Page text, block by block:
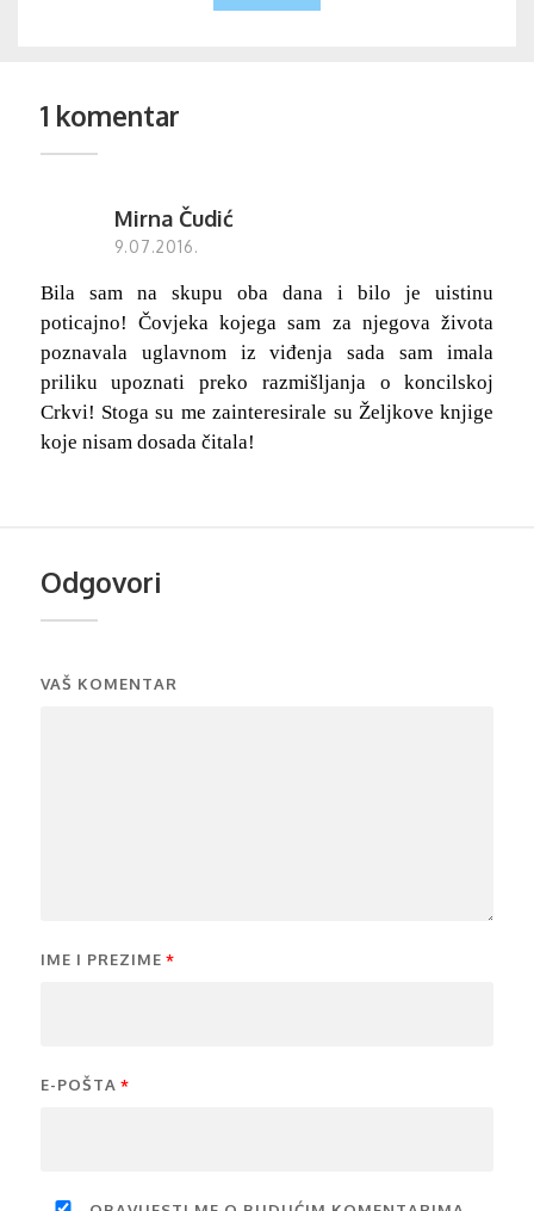
1 komentar
Mirna Čudić
9.07.2016.
Bila sam na skupu oba dana i bilo je uistinu
poticajno! Čovjeka kojega sam za njegova života
poznavala uglavnom iz viđenja sada sam imala
priliku upoznati preko razmišljanja o koncilskoj
Crkvi! Stoga su me zainteresirale su Željkove knjige
koje nisam dosada čitala!
Odgovori
VAŠ KOMENTAR
IME I PREZIME *
E-POŠTA *